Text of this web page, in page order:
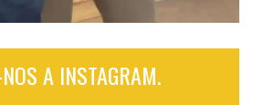
A INSTAGRAM.